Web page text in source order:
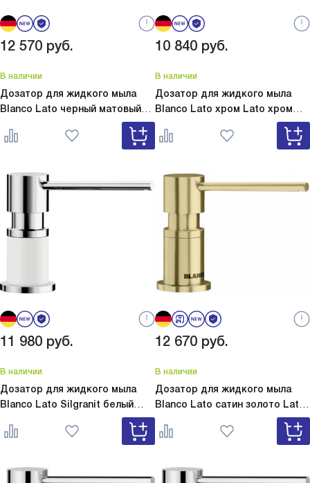
— это
довольна
12 570 руб.
В наличии
Дозатор для жидкого мыла
Blanco Lato черный матовый
Lato черный матовый 525789
10 840 руб.
В наличии
Дозатор для жидкого мыла
Blanco Lato хром Lato хром
11 980 руб.
В наличии
Дозатор для жидкого мыла
Blanco Lato Silgranit белый
Lato Silgranit белый 525814
12 670 руб.
В наличии
Дозатор для жидкого мыла
Blanco Lato сатин золото Lato